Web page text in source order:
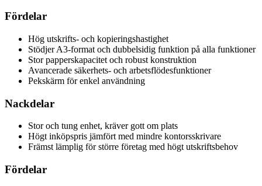
Fördelar
Hög utskrifts- och kopieringshastighet
Stödjer A3-format och dubbelsidig funktion på alla funktioner
Stor papperskapacitet och robust konstruktion
Avancerade säkerhets- och arbetsflödesfunktioner
Pekskärm för enkel användning
Nackdelar
Stor och tung enhet, kräver gott om plats
Högt inköpspris jämfört med mindre kontorsskrivare
Främst lämplig för större företag med högt utskriftsbehov
Fördelar